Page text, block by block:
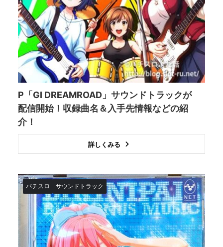
P「GⅠ DREAMROAD」サウンドトラックが
配信開始！収録曲名＆入手先情報などの紹
介！
詳しくみる
パチスロ サウンドトラック